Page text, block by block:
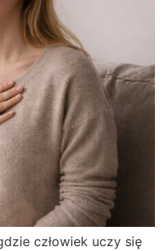
człowiek uczy się